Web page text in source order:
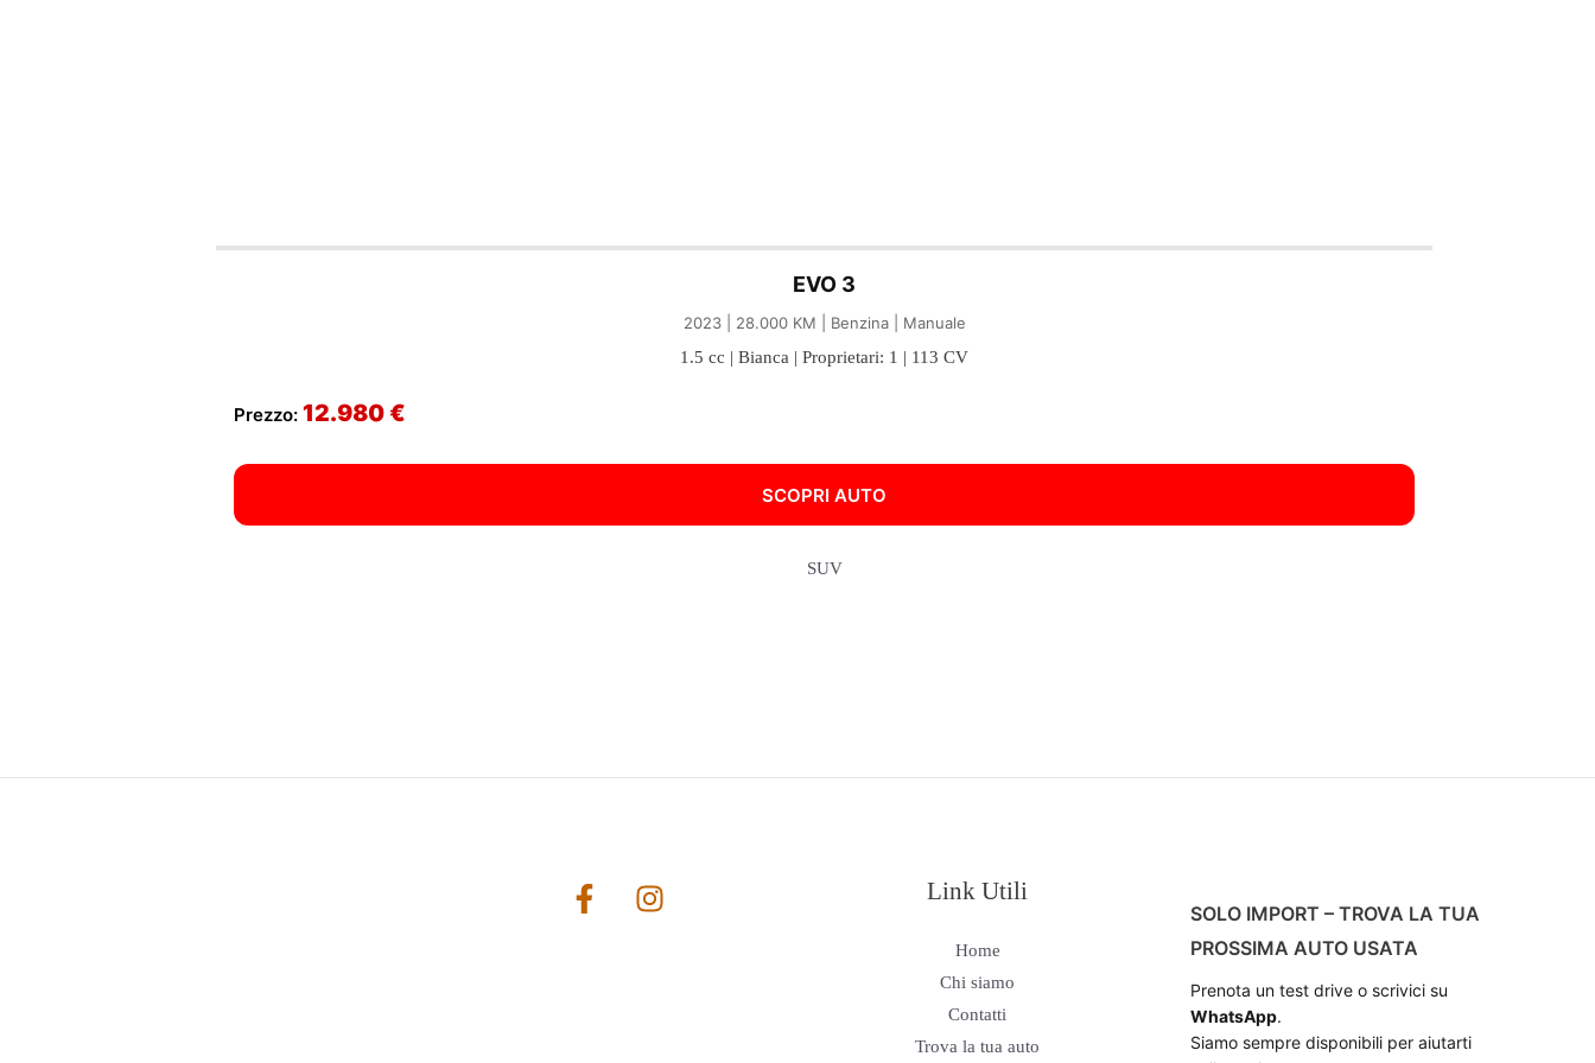
EVO 3
2023 | 28.000 KM | Benzina | Manuale
1.5 cc | Bianca | Proprietari: 1 | 113 CV
Prezzo:12.980 €
SCOPRI AUTO
SUV
Link Utili
Home
Chi siamo
Contatti
Trova la tua auto
SOLO IMPORT – TROVA LA TUA
PROSSIMA AUTO USATA
Prenota un test drive o scrivici su
WhatsApp.
Siamo sempre disponibili per aiutarti